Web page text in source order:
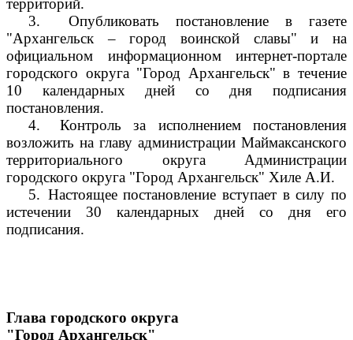
территорий.
3.
Опубликовать постановление в газете
"Архангельск – город воинской славы" и на
официальном информационном интернет-портале
городского округа "Город Архангельск" в течение
10 календарных дней со дня подписания
постановления.
4.
Контроль за исполнением постановления
возложить на главу администрации Маймаксанского
территориального округа Администрации
городского округа "Город Архангельск" Хиле А.И.
5. Настоящее постановление вступает в силу по
истечении 30 календарных дней со дня его
подписания.
Глава городского округа
"Город Архангельск"